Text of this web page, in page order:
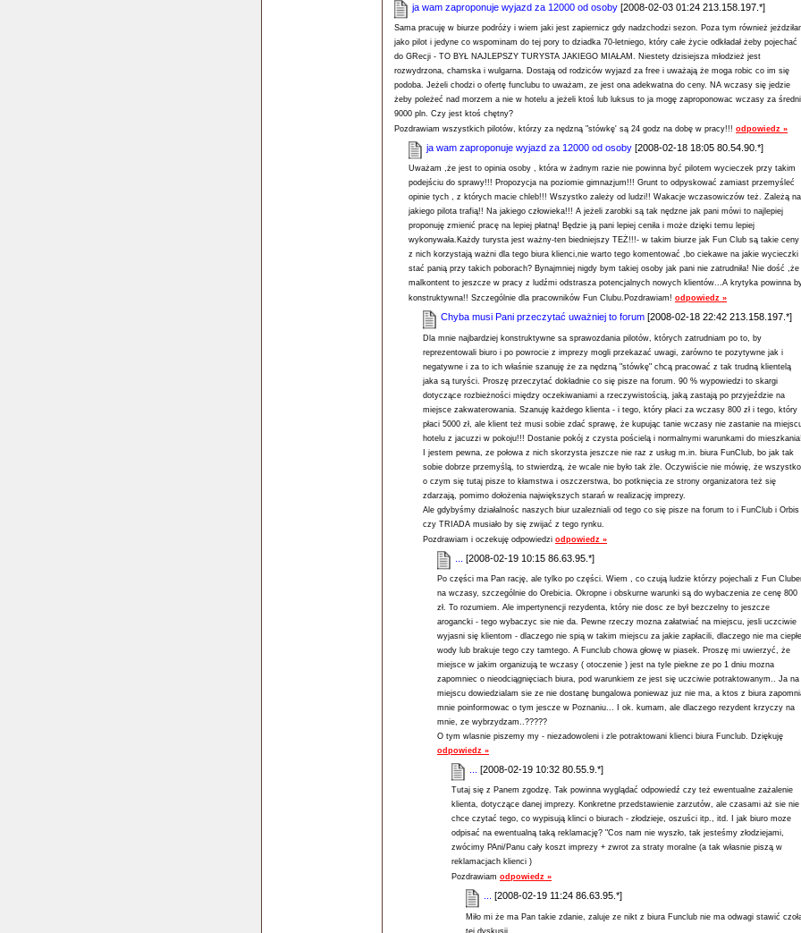
ja wam zaproponuje wyjazd za 12000 od osoby [2008-02-03 01:24 213.158.197.*]
Sama pracuję w biurze podróży i wiem jaki jest zapiernicz gdy nadzchodzi sezon. Poza tym również
jako pilot i jedyne co wspominam do tej pory to dziadka 70-letniego, który całe życie odkładał żeby pojechać
do GRecji - TO BYŁ NAJLEPSZY TURYSTA JAKIEGO MIAŁAM. Niestety dzisiejsza młodzież jest
rozwydrzona, chamska i wulgarna. Dostają od rodziców wyjazd za free i uważają że moga robic co im się
podoba. Jeżeli chodzi o ofertę funclubu to uważam, ze jest ona adekwatna do ceny. NA wczasy się jedzie
żeby poleżeć nad morzem a nie w hotelu a jeżeli ktoś lub luksus to ja mogę zaproponowac wczasy za
9000 pln. Czy jest ktoś chętny?
Pozdrawiam wszystkich pilotów, którzy za nędzną "stówkę' są 24 godz na dobę w pracy!!! odpowiedz »
ja wam zaproponuje wyjazd za 12000 od osoby [2008-02-18 18:05 80.54.90.*]
Uważam ,że jest to opinia osoby , która w żadnym razie nie powinna być pilotem wycieczek przy takim
podejściu do sprawy!!! Propozycja na poziomie gimnazjum!!! Grunt to odpyskować zamiast przemyśleć
opinie tych , z których macie chleb!!! Wszystko zależy od ludzi!! Wakacje wczasowiczów też. Zależą na
jakiego pilota trafią!! Na jakiego człowieka!!! A jeżeli zarobki są tak nędzne jak pani mówi to najlepiej
proponuję zmienić pracę na lepiej płatną! Będzie ją pani lepiej ceniła i może dzięki temu lepiej
wykonywała.Każdy turysta jest ważny-ten biedniejszy TEŻ!!!- w takim biurze jak Fun Club są takie ceny
z nich korzystają ważni dla tego biura klienci,nie warto tego komentować ,bo ciekawe na jakie wycieczki
stać panią przy takich poborach? Bynajmniej nigdy bym takiej osoby jak pani nie zatrudniła! Nie dość ,że
malkontent to jeszcze w pracy z ludźmi odstrasza potencjalnych nowych klientów...A krytyka powinna
konstruktywna!! Szczególnie dla pracowników Fun Clubu.Pozdrawiam! odpowiedz »
Chyba musi Pani przeczytać uważniej to forum [2008-02-18 22:42 213.158.197.*]
Dla mnie najbardziej konstruktywne sa sprawozdania pilotów, których zatrudniam po to, by
reprezentowali biuro i po powrocie z imprezy mogli przekazać uwagi, zarówno te pozytywne jak i
negatywne i za to ich właśnie szanuję że za nędzną "stówkę" chcą pracować z tak trudną klientelą
jaka są turyści. Proszę przeczytać dokładnie co się pisze na forum. 90 % wypowiedzi to skargi
dotyczące rozbieżności między oczekiwaniami a rzeczywistością, jaką zastają po przyjeździe na
miejsce zakwaterowania. Szanuję każdego klienta - i tego, który płaci za wczasy 800 zł i tego, który
płaci 5000 zł, ale klient też musi sobie zdać sprawę, że kupując tanie wczasy nie zastanie na
hotelu z jacuzzi w pokoju!!! Dostanie pokój z czysta pościelą i normalnymi warunkami do mieszkania!
I jestem pewna, ze połowa z nich skorzysta jeszcze nie raz z usług m.in. biura FunClub, bo jak tak
sobie dobrze przemyślą, to stwierdzą, że wcale nie było tak żle. Oczywiście nie mówię, że wszystko
o czym się tutaj pisze to kłamstwa i oszczerstwa, bo potknięcia ze strony organizatora też się
zdarzają, pomimo dołożenia największych starań w realizację imprezy.
Ale gdybyśmy działalnośc naszych biur uzalezniali od tego co się pisze na forum to i FunClub i Orbis
czy TRIADA musiało by się zwijać z tego rynku.
Pozdrawiam i oczekuję odpowiedzi odpowiedz »
[2008-02-19 10:15 86.63.95.*]
Po części ma Pan rację, ale tylko po części. Wiem , co czują ludzie którzy pojechali z Fun
na wczasy, szczególnie do Orebicia. Okropne i obskurne warunki są do wybaczenia ze cenę 800
zł. To rozumiem. Ale impertynencji rezydenta, który nie dosc ze był bezczelny to jeszcze
arogancki - tego wybaczyc sie nie da. Pewne rzeczy mozna załatwiać na miejscu, jesli uczciwie
wyjasni się klientom - dlaczego nie spią w takim miejscu za jakie zapłacili, dlaczego nie ma
wody lub brakuje tego czy tamtego. A Funclub chowa głowę w piasek. Proszę mi uwierzyć, że
miejsce w jakim organizują te wczasy ( otoczenie ) jest na tyle piekne ze po 1 dniu mozna
zapomniec o nieodciągnięciach biura, pod warunkiem ze jest się uczciwie potraktowanym.. Ja na
miejscu dowiedzialam sie ze nie dostanę bungalowa poniewaz juz nie ma, a ktos z biura
mnie poinformowac o tym jescze w Poznaniu... I ok. kumam, ale dlaczego rezydent krzyczy na
mnie, ze wybrzydzam..?????
O tym wlasnie piszemy my - niezadowoleni i zle potraktowani klienci biura Funclub. Dziękuję
odpowiedz »
[2008-02-19 10:32 80.55.9.*]
Tutaj się z Panem zgodzę. Tak powinna wyglądać odpowiedź czy też ewentualne zażalenie
klienta, dotyczące danej imprezy. Konkretne przedstawienie zarzutów, ale czasami aż sie nie
chce czytać tego, co wypisują klinci o biurach - złodzieje, oszuści itp., itd. I jak biuro moze
odpisać na ewentualną taką reklamację? "Cos nam nie wyszło, tak jesteśmy złodziejami,
zwócimy PAni/Panu cały koszt imprezy + zwrot za straty moralne (a tak własnie piszą w
reklamacjach klienci )
Pozdrawiam odpowiedz »
[2008-02-19 11:24 86.63.95.*]
Miło mi że ma Pan takie zdanie, zaluje ze nikt z biura Funclub nie ma odwagi stawić
tej dyskusji,